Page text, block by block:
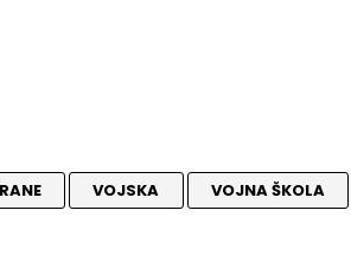
VOJSKA
VOJNA ŠKOLA